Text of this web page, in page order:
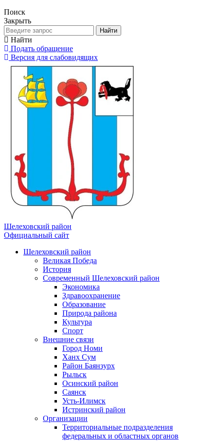
Поиск
Закрыть
Найти
Найти
Подать обращение
Версия для слабовидящих
Шелеховский район
Официальный сайт
Шелеховский район
Великая Победа
История
Современный Шелеховский район
Экономика
Здравоохранение
Образование
Природа района
Культура
Спорт
Внешние связи
Город Номи
Ханх Сум
Район Баянзурх
Рыльск
Осинский район
Саянск
Усть-Илимск
Истринский район
Организации
Территориальные подразделения
федеральных и областных органов